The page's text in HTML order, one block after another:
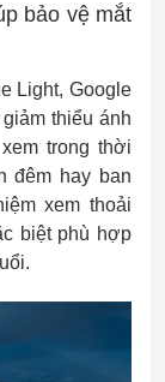
bảo vệ mắt
Light, Google
thiểu ánh
trong thời
đêm hay ban
xem thoải
biệt phù hợp